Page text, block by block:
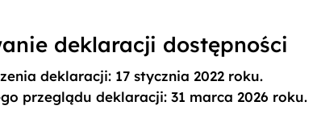
deklaracji dostępności
deklaracji: 17 stycznia 2022 roku.
przeglądu deklaracji:31 marca 2026 roku.